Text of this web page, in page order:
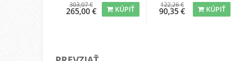
303,07 €
265,00 € KÚPIŤ
122,26 €
90,35 € KÚPIŤ